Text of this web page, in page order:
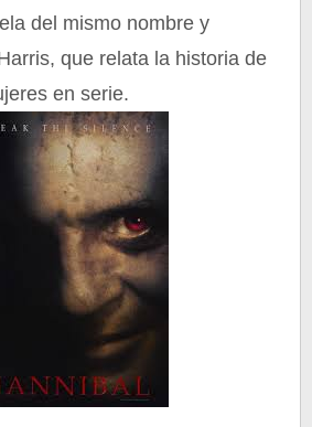
del mismo nombre y
que relata la historia de
en serie.